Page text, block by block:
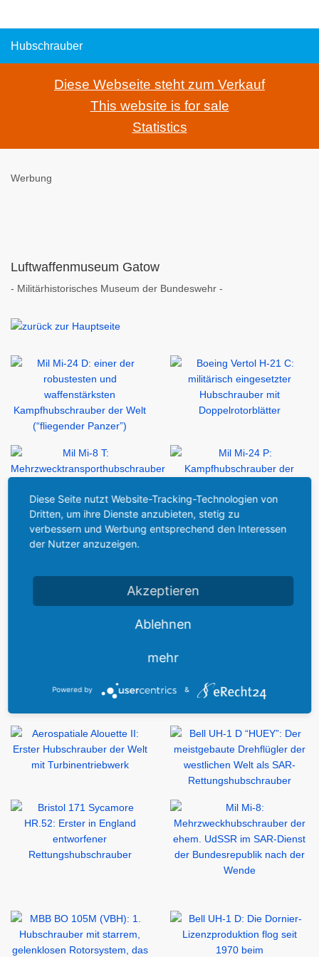
Hubschrauber
Diese Webseite steht zum Verkauf
This website is for sale
Statistics
Werbung
Luftwaffenmuseum Gatow
- Militärhistorisches Museum der Bundeswehr -
Diese Seite nutzt Website-Tracking-Technologien von
Dritten, um ihre Dienste anzubieten, stetig zu
verbessern und Werbung entsprechend den Interessen
der Nutzer anzuzeigen.
Akzeptieren
Ablehnen
mehr
Powered by &